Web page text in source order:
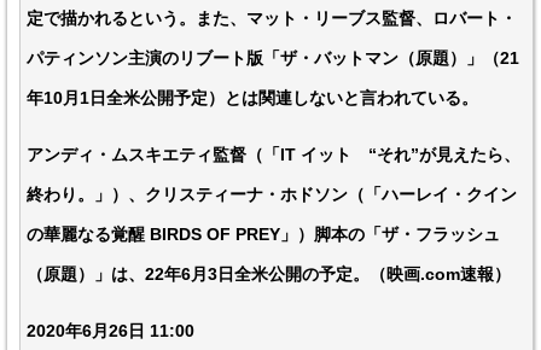
定で描かれるという。また、マット・リーブス監督、ロバート・
パティンソン主演のリブート版「ザ・バットマン（原題）」（21
年10月1日全米公開予定）とは関連しないと言われている。
アンディ・ムスキエティ監督（「IT イット “それ”が見えたら、
終わり。」）、クリスティーナ・ホドソン（「ハーレイ・クイン
の華麗なる覚醒 BIRDS OF PREY」）脚本の「ザ・フラッシュ
（原題）」は、22年6月3日全米公開の予定。（映画.com速報）
2020年6月26日 11:00